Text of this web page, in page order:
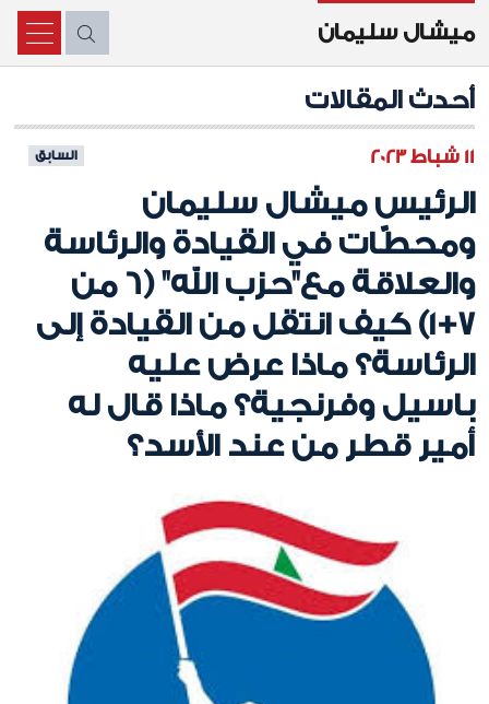
ميشال سليمان X
أحدث المقالات
11 شباط 2023 السابق
الرئيس ميشال سليمان
ومحطّات في القيادة والرئاسة
والعلاقة مع"حزب الله" (6 من
7+1) كيف انتقل من القيادة إلى
الرئاسة؟ ماذا عرض عليه
باسيل وفرنجية؟ ماذا قال له
أمير قطر من عند الأسد؟